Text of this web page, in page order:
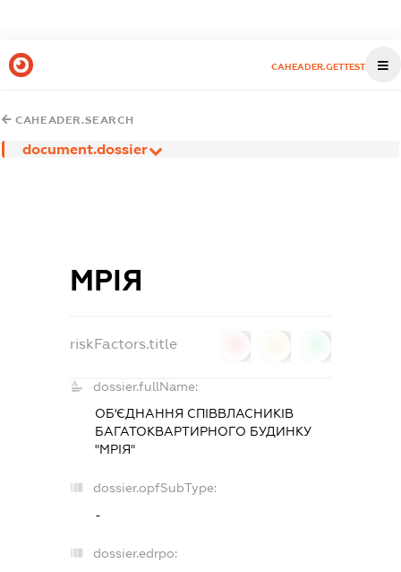
CAHEADER.GETTEST
CAHEADER.SEARCH
document.dossier
МРІЯ
riskFactors.title
dossier.fullName:
ОБ'ЄДНАННЯ СПІВВЛАСНИКІВ
БАГАТОКВАРТИРНОГО БУДИНКУ
"МРІЯ"
dossier.opfSubType:
-
dossier.edrpo: